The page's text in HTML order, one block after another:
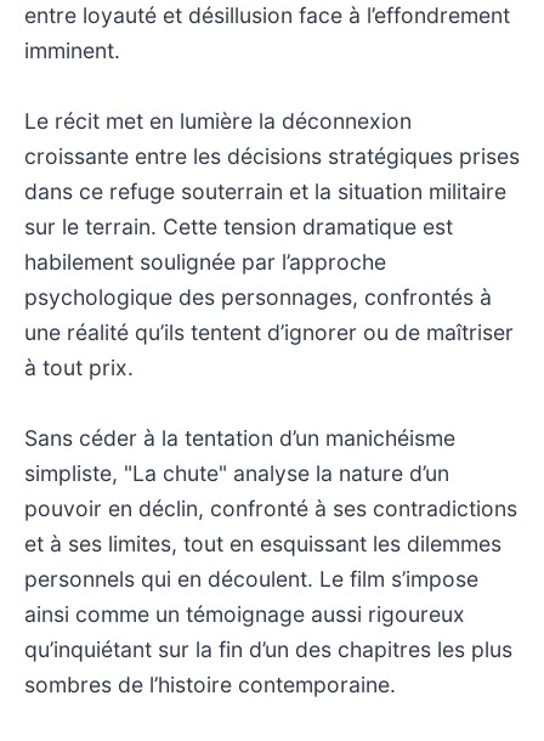
entre loyauté et désillusion face à l’effondrement
imminent.
Le récit met en lumière la déconnexion
croissante entre les décisions stratégiques prises
dans ce refuge souterrain et la situation militaire
sur le terrain. Cette tension dramatique est
habilement soulignée par l’approche
psychologique des personnages, confrontés à
une réalité qu’ils tentent d’ignorer ou de maîtriser
à tout prix.
Sans céder à la tentation d’un manichéisme
simpliste, "La chute" analyse la nature d’un
pouvoir en déclin, confronté à ses contradictions
et à ses limites, tout en esquissant les dilemmes
personnels qui en découlent. Le film s’impose
ainsi comme un témoignage aussi rigoureux
qu’inquiétant sur la fin d’un des chapitres les plus
sombres de l’histoire contemporaine.